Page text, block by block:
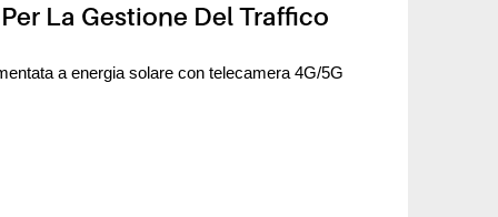
La Gestione Del Traffico
a energia solare con telecamera 4G/5G